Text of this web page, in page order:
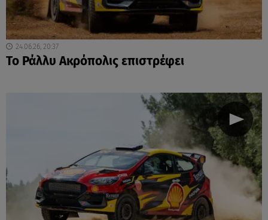
24.06.26, 20:37
Το Ράλλυ Ακρόπολις επιστρέφει